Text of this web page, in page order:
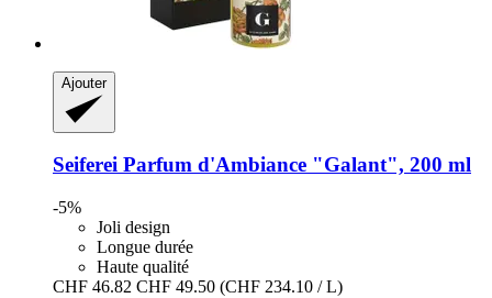
Ajouter
Seiferei Parfum d'Ambiance "Galant", 200 ml
-5%
Joli design
Longue durée
Haute qualité
CHF 46.82 CHF 49.50 (CHF 234.10 / L)